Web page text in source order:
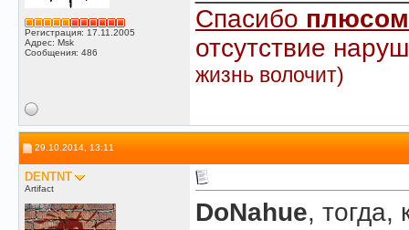
Регистрация: 17.11.2005
Адрес: Msk
Сообщения: 486
Спасибо плюсом
отсутствие
жизнь волочит)
29.10.2014, 13:11
DENTNT
Artifact
DoNahue, тогда,